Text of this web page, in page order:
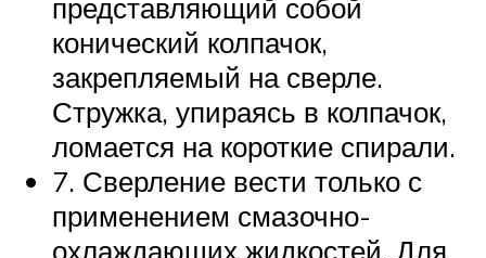
представляющий собой
конический колпачок,
закрепляемый на сверле.
Стружка, упираясь в колпачок,
ломается на короткие спирали.
7. Сверление вести только с
применением смазочно-
охлаждающих жидкостей. Для